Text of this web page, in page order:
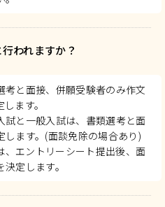
われますか？
考と面接、併願受験者のみ作文
ます。
試と一般入試は、書類選考と面
します。(面談免除の場合あり)
、エントリーシート提出後、面
定します。